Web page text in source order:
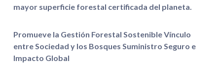
mayor superficie forestal certificada del planeta.
Promueve la Gestión Forestal Sostenible Vínculo
entre Sociedad y los Bosques Suministro Seguro e
Impacto Global